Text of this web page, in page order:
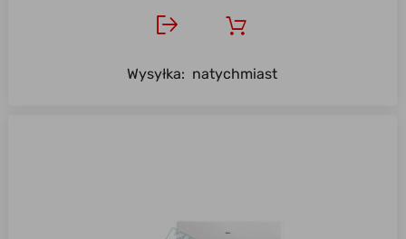
Wysyłka: natychmiast